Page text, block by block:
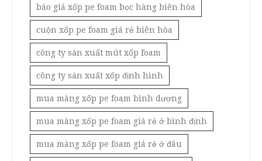
báo giá xốp pe foam bọc hàng biên hòa
cuộn xốp pe foam giá rẻ biên hòa
công ty sản xuất mút xốp foam
công ty sản xuất xốp định hình
mua màng xốp pe foam bình dương
mua màng xốp pe foam giá rẻ ở bình định
mua màng xốp pe foam giá rẻ ở đâu